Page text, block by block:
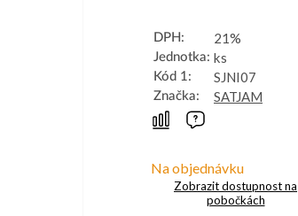
DPH: 21%
Jednotka: ks
Kód 1: SJNI07
Značka: SATJAM
Na objednávku
Zobrazit dostupnost na
pobočkách